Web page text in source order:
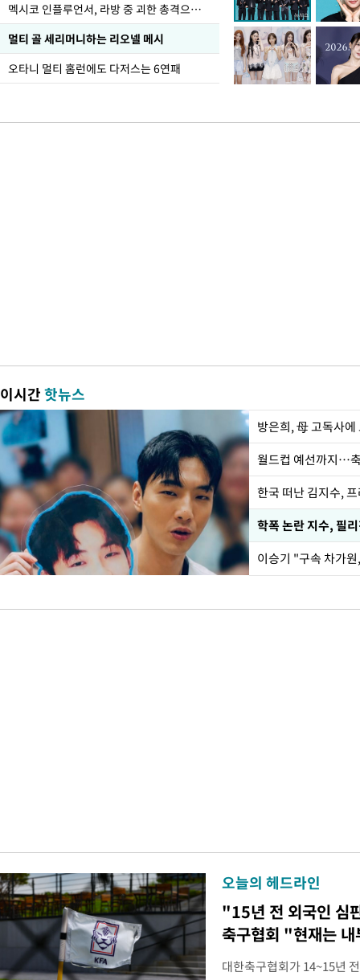
멕시코 인플루언서, 라방 중 괴한 총격으로 사망
멀티 골 세리머니하는 리오넬 메시
오타니 멀티 홈런에도 다저스는 6연패
이시간핫뉴스
방은희, 母 고독사
월드컵 예선까지…
한국 떠난 김지수,
학폭 논란 지수, 필
이승기 "구속 차가
오늘의 헤드라인
"15년 전 외국인 심
축구협회 "현재는
대한축구협회가 14~15년